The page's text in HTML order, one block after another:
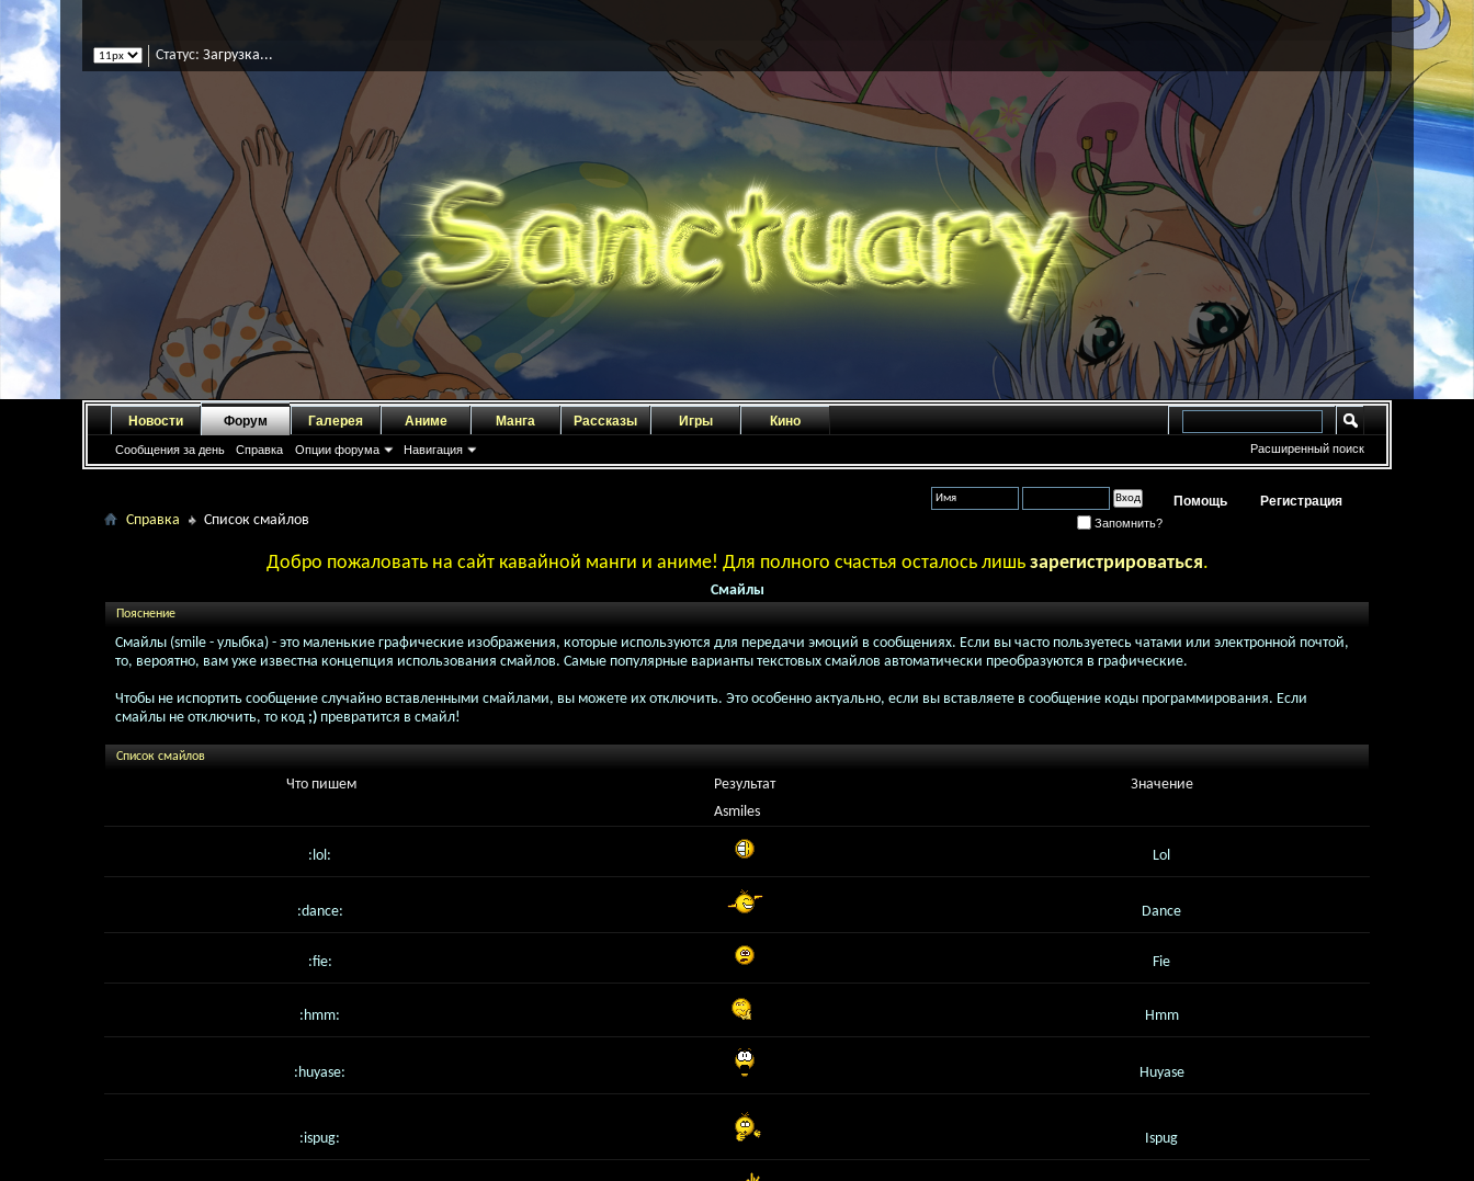
Статус: Обновление сообщений
Регистрация
Помощь
Запомнить?
Новости Форум
Сообщения за день Справка Опции форума Навигация
Галерея Аниме Манга Рассказы Игры Кино
Расширенный поиск
Справка Список смайлов
Добро пожаловать на сайт кавайной манги и аниме! Для полного счастья осталось лишь зарегистрироваться.
Смайлы
Пояснение
Смайлы (smile - улыбка) - это маленькие графические изображения, которые используются для передачи эмоций в сообщениях. Если вы часто пользуетесь чатами или электронной почтой,
то, вероятно, вам уже известна концепция использования смайлов. Самые популярные варианты текстовых смайлов автоматически преобразуются в графические.
Чтобы не испортить сообщение случайно вставленными смайлами, вы можете их отключить. Это особенно актуально, если вы вставляете в сообщение коды программирования. Если
смайлы не отключить, то код ;) превратится в смайл!
Список смайлов
Что пишем Результат
Значение
Asmiles
:lol: Lol
:dance: Dance
:fie: Fie
:hmm: Hmm
:huyase: Huyase
:ispug: Ispug